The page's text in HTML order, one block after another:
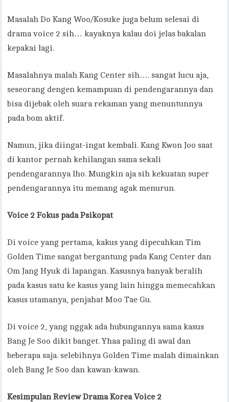
Masalah Do Kang Woo/Kosuke juga belum selesai di
drama voice 2 sih… kayaknya kalau doi jelas bakalan
kepakai lagi.
Masalahnya malah Kang Center sih…. sangat lucu aja,
seseorang dengen kemampuan di pendengarannya dan
bisa dijebak oleh suara rekaman yang menuntunnya
pada bom aktif.
Namun, jika diingat-ingat kembali. Kang Kwon Joo saat
di kantor pernah kehilangan sama sekali
pendengarannya lho. Mungkin aja sih kekuatan super
pendengarannya itu memang agak menurun.
Voice 2 Fokus pada Psikopat
Di voice yang pertama, kakus yang dipecahkan Tim
Golden Time sangat bergantung pada Kang Center dan
Om Jang Hyuk di lapangan. Kasusnya banyak beralih
pada kasus satu ke kasus yang lain hingga memecahkan
kasus utamanya, penjahat Moo Tae Gu.
Di voice 2, yang nggak ada hubungannya sama kasus
Bang Je Soo dikit banget. Yhaa paling di awal dan
beberapa saja. selebihnya Golden Time malah dimainkan
oleh Bang Je Soo dan kawan-kawan.
Kesimpulan Review Drama Korea Voice 2